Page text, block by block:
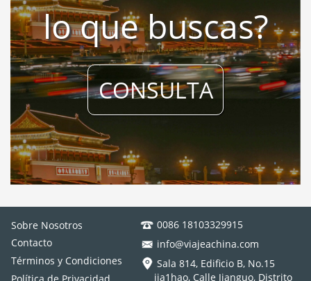
lo que buscas?
CONSULTA
Sobre Nosotros
Contacto
Términos y Condiciones
0086 18103329915
info@viajeachina.com
Sala 814, Edificio B, No.15
jia1hao, Calle Jianguo, Distrito